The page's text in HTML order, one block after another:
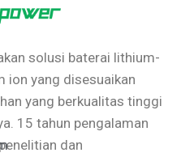
solusi baterai lithium-
ion yang disesuaikan
yang berkualitas tinggi
15 tahun pengalaman
dan